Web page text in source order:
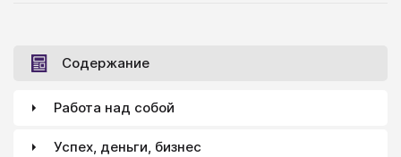
так или иначе.
Содержание
Работа над собой
Успех, деньги, бизнес